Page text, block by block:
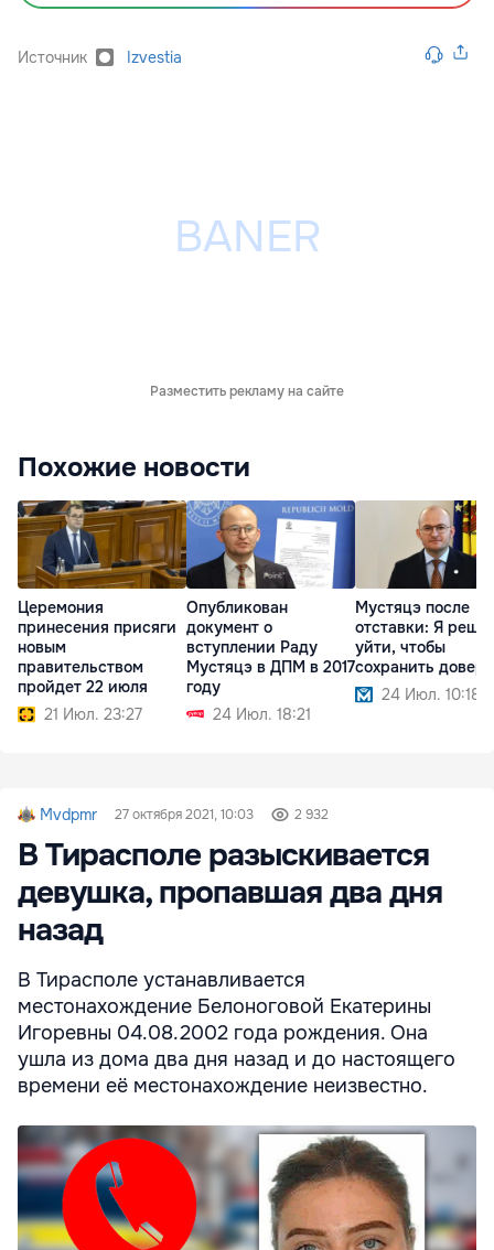
Источник Izvestia
Разместить рекламу на сайте
Похожие новости
Церемония
принесения присяги
новым
правительством
пройдет 22 июля
21 Июл. 23:27
Опубликован
документ о
вступлении Раду
Мустяцэ в ДПМ в 2017
году
24 Июл. 18:21
Мустяцэ после
отставки: Я
уйти, чтобы
сохранить
24 Июл. 10:18
Mvdpmr 27 октября 2021, 10:03 2 932
В Тирасполе разыскивается
девушка, пропавшая два дня
назад
В Тирасполе устанавливается
местонахождение Белоноговой Екатерины
Игоревны 04.08.2002 года рождения. Она
ушла из дома два дня назад и до настоящего
времени её местонахождение неизвестно.